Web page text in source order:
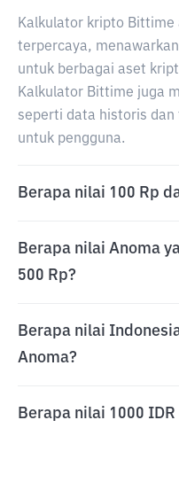
Kalkulator kripto Bittime
terpercaya,
untuk berbagai aset
Kalkulator Bittime juga
seperti data historis
untuk pengguna.
Berapa nilai 100 Rp
Berapa nilai Anoma
500 Rp?
Berapa nilai
Anoma?
Berapa nilai 1000